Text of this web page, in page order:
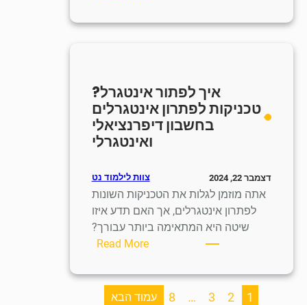
לפתור
פתרון
בעיות
מילוליות
במתמטיקה
איך לפתור אינטגרל?
טכניקות לפתרון אינטגרלים
בחשבון דיפרנציאלי
ואינטגרלי
דצמבר 22, 2024 צוות לילמוד נט
אתה מוזמן לגלות את הטכניקות השונות
לפתרון אינטגרלים, אך האם תדע איזו
שיטה היא המתאימה ביותר עבורך?
Read More
לפתור
1
2
3
…
8 עמוד הבא